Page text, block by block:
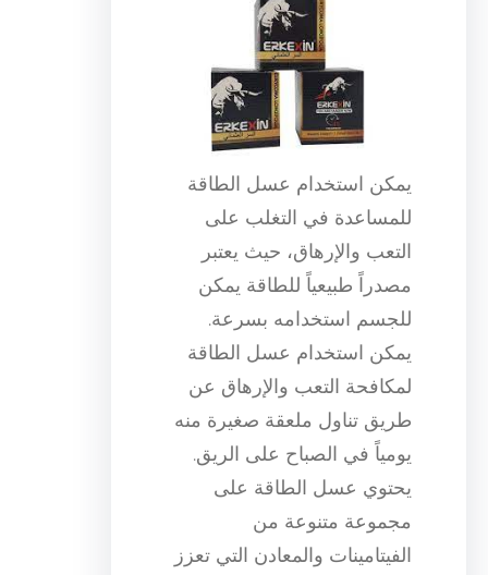
يمكن استخدام عسل الطاقة
للمساعدة في التغلب على
التعب والإرهاق، حيث يعتبر
مصدراً طبيعياً للطاقة يمكن
للجسم استخدامه بسرعة.
يمكن استخدام عسل الطاقة
لمكافحة التعب والإرهاق عن
طريق تناول ملعقة صغيرة منه
يومياً في الصباح على الريق.
يحتوي عسل الطاقة على
مجموعة متنوعة من
الفيتامينات والمعادن التي تعزز